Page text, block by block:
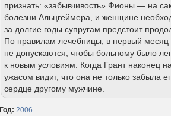
признать: «забывчивость» Фионы — на
болезни Альцгеймера, и женщине
за долгие годы супругам предстоит
По правилам лечебницы, в первый месяц
не допускаются, чтобы больному было
к новым условиям. Когда Грант наконец
ужасом видит, что она не только забыла
сердце другому мужчине.
Год: 2006